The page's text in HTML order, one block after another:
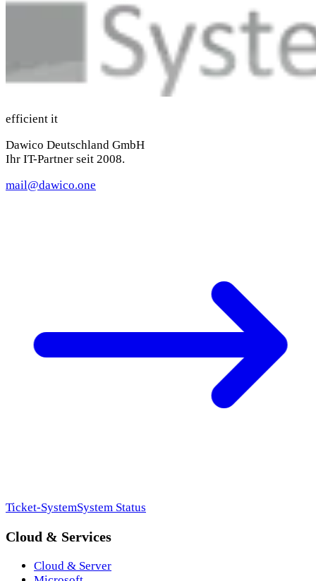
efficient it
Dawico Deutschland GmbH
Ihr IT-Partner seit 2008.
mail@dawico.one
Ticket-SystemSystem Status
Cloud & Services
Cloud & Server